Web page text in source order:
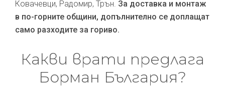
Ковачевци, Радомир, Трън. За доставка и монтаж
в по-горните общини, допълнително се доплащат
само разходите за гориво.
Какви врати предлага
Борман България?